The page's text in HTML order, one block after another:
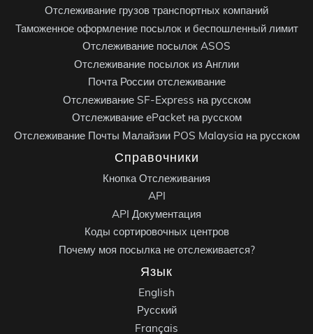
Отслеживание грузов транспортных компаний
Таможенное оформление посылок и беспошленный лимит
Отслеживание посылок ASOS
Отслеживание посылок из Англии
Почта России отслеживание
Отслеживание SF-Express на русском
Отслеживание ePacket на русском
Отслеживание Почты Малайзии POS Malaysia на русском
Справочники
Кнопка Отслеживания
API
API Документация
Коды сортировочных центров
Почему моя посылка не отслеживается?
Язык
English
Русский
Français